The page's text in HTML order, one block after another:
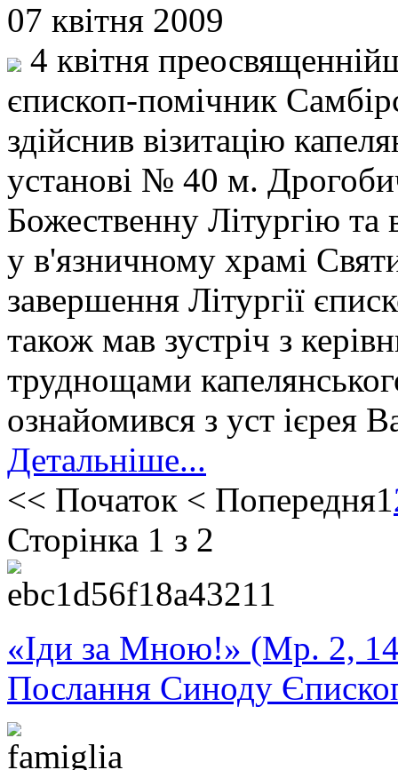
07 квітня 2009
4 квітня
єпископ-помічник
здійснив візитацію
установі № 40 м.
Божественну Літургію та
у в'язничному храмі
завершення Літургії
також мав зустріч з
труднощами
ознайомився з уст ієрея
Детальніше...
<< Початок < Попередня1
Сторінка 1 з 2
«Іди за Мною!» (Мр. 2,
Послання Синоду